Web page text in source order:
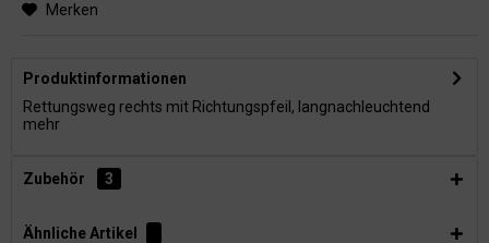
Merken
Produktinformationen
Rettungsweg rechts mit Richtungspfeil, langnachleuchtend
mehr
Zubehör 3
Ähnliche Artikel